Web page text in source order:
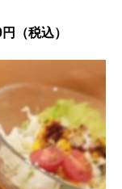
（税込）